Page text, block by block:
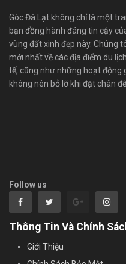
Góc Đà Lạt không chỉ là một
bạn đồng hành đáng tin cậy
vùng đất xinh đẹp này. Chúng
mới nhất về các địa điểm du
tế, cũng như những hoạt động
không nên bỏ lỡ khi đặt chân
Follow us
Thông Tin Và Chính
Giới Thiệu